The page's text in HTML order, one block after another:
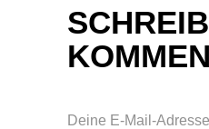
Deine E-Mail-